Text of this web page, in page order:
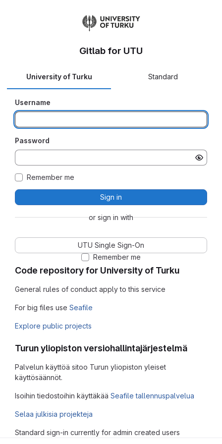
Code repository for University of Turku
General rules of conduct apply to this service
For big files use Seafile
Explore public projects
Turun yliopiston versiohallintajärjestelmä
Palvelun käyttöä sitoo Turun yliopiston yleiset
käyttösäännöt.
Isoihin tiedostoihin käyttäkää Seafile tallennuspalvelua
Selaa julkisia projekteja
Standard sign-in currently for admin created users
Gitlab for UTU
University of Turku Standard
Username
Password
Remember me
Sign in
or sign in with
UTU Single Sign-On
Remember me